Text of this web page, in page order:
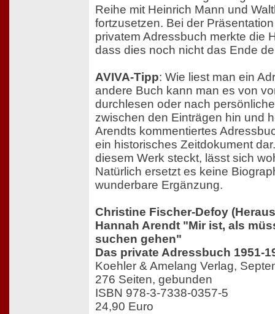
Reihe mit Heinrich Mann und
fortzusetzen. Bei der
privatem Adressbuch merkte die
dass dies noch nicht das Ende
AVIVA-Tipp: Wie liest man ein
andere Buch kann man es von
durchlesen oder nach
zwischen den Einträgen hin und
Arendts kommentiertes
ein historisches Zeitdokument
diesem Werk steckt, lässt sich
Natürlich ersetzt es keine
wunderbare Ergänzung.
Christine Fischer-Defoy
Hannah Arendt "Mir ist, als
suchen gehen"
Das private Adressbuch 1951-
Koehler & Amelang Verlag,
276 Seiten, gebunden
ISBN 978-3-7338-0357-5
24,90 Euro